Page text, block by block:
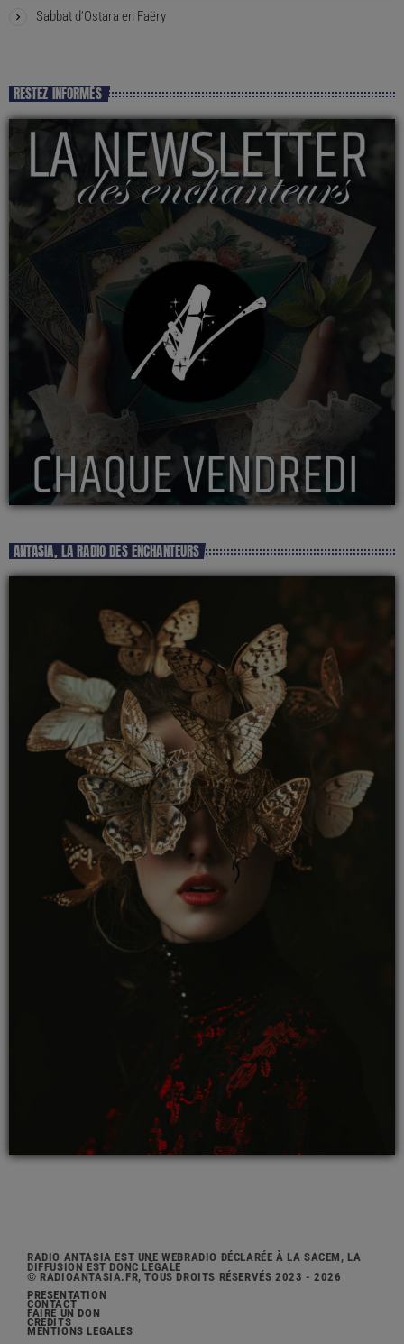
Sabbat d’Ostara en Faëry
RESTEZ INFORMÉS
ANTASIA, LA RADIO DES ENCHANTEURS
RADIO ANTASIA EST UNE WEBRADIO DÉCLARÉE À LA SACEM, LA
DIFFUSION EST DONC LÉGALE
© RADIOANTASIA.FR, TOUS DROITS RÉSERVÉS 2023 - 2026
PRÉSENTATION
CONTACT
FAIRE UN DON
CRÉDITS
MENTIONS LÉGALES